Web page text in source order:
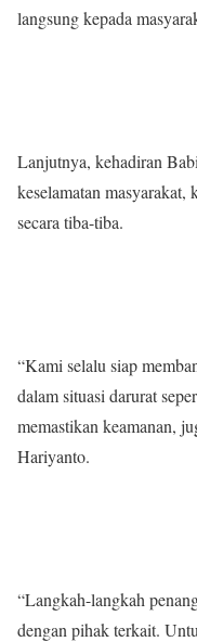
langsung kepada
Lanjutnya, kehadiran
keselamatan
secara tiba-tiba.
“Kami selalu siap
dalam situasi darurat
memastikan keamanan,
Hariyanto.
“Langkah-langkah
dengan pihak terkait.